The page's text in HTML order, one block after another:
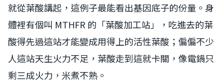
就從葉酸講起，這例子最能看出基因底子的份量。身
體裡有個叫 MTHFR 的「葉酸加工站」，吃進去的葉
酸得先過這站才能變成用得上的活性葉酸；偏偏不少
人這站天生火力不足，葉酸走到這就卡關，像電鍋只
剩三成火力，米煮不熟。